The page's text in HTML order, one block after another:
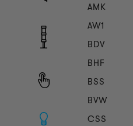
AMK
AW1
BDV
BHF
BSS
BVW
CSS